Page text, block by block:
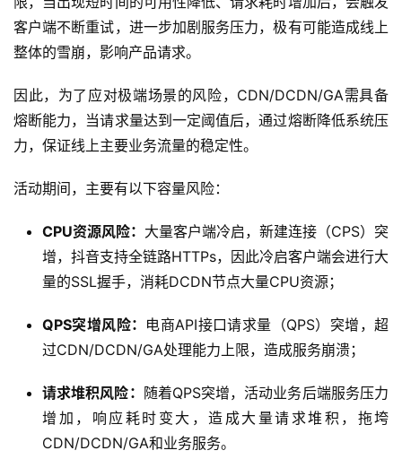
客户端不断重试，进一步加剧服务压力，极有可能造成线上
整体的雪崩，影响产品请求。
因此，为了应对极端场景的风险，CDN/DCDN/GA需具备
熔断能力，当请求量达到一定阈值后，通过熔断降低系统压
力，保证线上主要业务流量的稳定性。
活动期间，主要有以下容量风险：
CPU资源风险： 大量客户端冷启，新建连接（CPS）突
增，抖音支持全链路HTTPs，因此冷启客户端会进行大
量的SSL握手，消耗DCDN节点大量CPU资源；
QPS突增风险： 电商API接口请求量（QPS）突增，超
过CDN/DCDN/GA处理能力上限，造成服务崩溃；
请求堆积风险： 随着QPS突增，活动业务后端服务压力
增加，响应耗时变大，造成大量请求堆积，拖垮
CDN/DCDN/GA和业务服务。